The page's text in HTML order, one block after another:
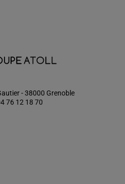
- 38000 Grenoble
76 12 18 70